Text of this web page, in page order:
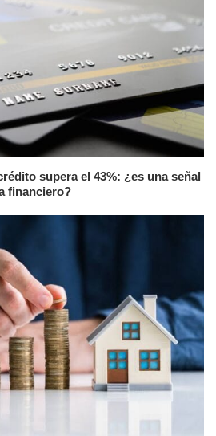
supera el 43%: ¿es una señal
financiero?